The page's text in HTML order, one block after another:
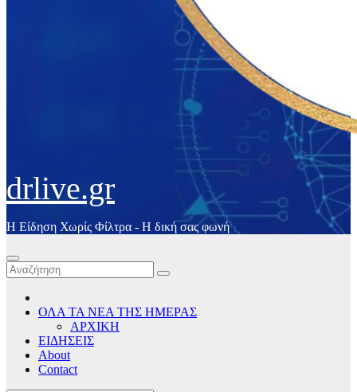
drlive.gr
Η Είδηση Χωρίς Φίλτρα - H δική σας φωνή
ΟΛΑ ΤΑ ΝΕΑ ΤΗΣ ΗΜΕΡΑΣ
ΑΡΧΙΚΗ
ΕΙΔΗΣΕΙΣ
About
Contact